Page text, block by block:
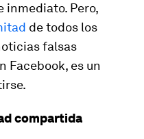
inmediato. Pero,
de todos los
falsas
Facebook, es un
compartida